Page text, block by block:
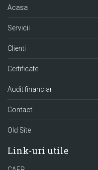
Acasa
Servicii
Clienti
Certificate
Audit financiar
Contact
Old Site
Link-uri utile